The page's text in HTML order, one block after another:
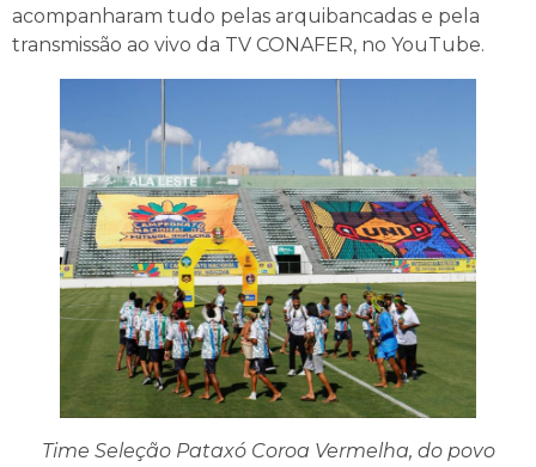
acompanharam tudo pelas arquibancadas e pela
transmissão ao vivo da TV CONAFER, no YouTube.
Time Seleção Pataxó Coroa Vermelha, do povo